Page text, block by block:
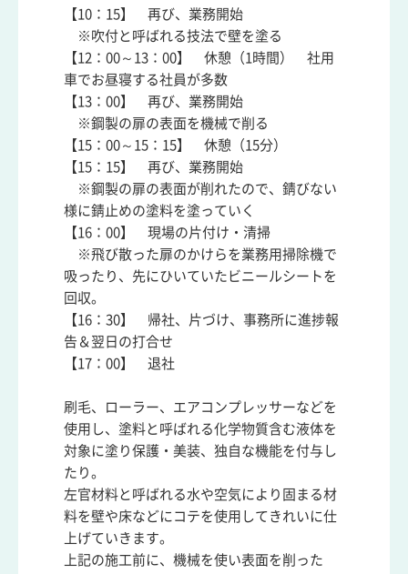
【10：15】 再び、業務開始
※吹付と呼ばれる技法で壁を塗る
【12：00～13：00】 休憩（1時間） 社用
車でお昼寝する社員が多数
【13：00】 再び、業務開始
※鋼製の扉の表面を機械で削る
【15：00～15：15】 休憩（15分）
【15：15】 再び、業務開始
※鋼製の扉の表面が削れたので、錆びない
様に錆止めの塗料を塗っていく
【16：00】 現場の片付け・清掃
※飛び散った扉のかけらを業務用掃除機で
吸ったり、先にひいていたビニールシートを
回収。
【16：30】 帰社、片づけ、事務所に進捗報
告＆翌日の打合せ
【17：00】 退社
刷毛、ローラー、エアコンプレッサーなどを
使用し、塗料と呼ばれる化学物質含む液体を
対象に塗り保護・美装、独自な機能を付与し
たり。
左官材料と呼ばれる水や空気により固まる材
料を壁や床などにコテを使用してきれいに仕
上げていきます。
上記の施工前に、機械を使い表面を削った